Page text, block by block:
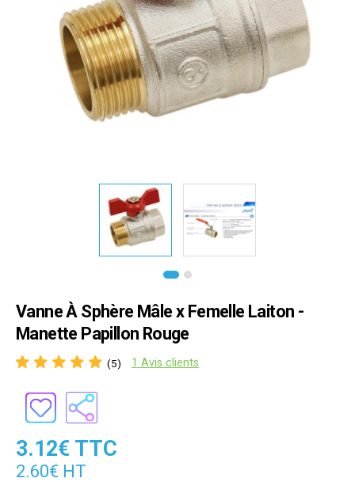
Vanne À Sphère Mâle x Femelle Laiton -
Manette Papillon Rouge
(5) 1 Avis clients
3.12€ TTC
2.60€ HT